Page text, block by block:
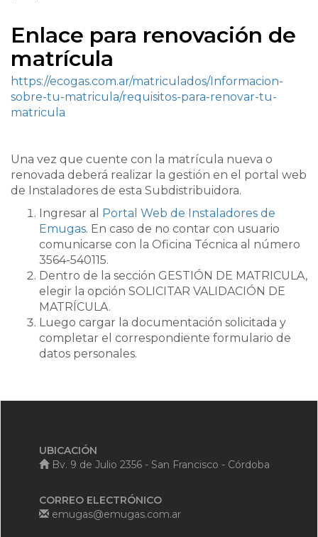
Enlace para renovación de
matrícula
https://ecogas.com.ar/matriculados/Informacion-
sobre-tu-matricula/requisitos-para-renovar-tu-
matricula
Una vez que cuente con la matrícula nueva o
renovada deberá realizar la gestión en el portal web
de Instaladores de esta Subdistribuidora.
Ingresar al Portal Web de Instaladores de
Emugas. En caso de no contar con usuario
comunicarse con la Oficina Técnica al número
3564-540115.
Dentro de la sección GESTIÓN DE MATRICULA,
elegir la opción SOLICITAR VALIDACIÓN DE
MATRÍCULA.
Luego cargar la documentación solicitada y
completar el correspondiente formulario de
datos personales.
UBICACIÓN
Bv. 9 de Julio 2356 - San Francisco - Córdoba
CORREO ELECTRÓNICO
emugas@emugas.com.ar